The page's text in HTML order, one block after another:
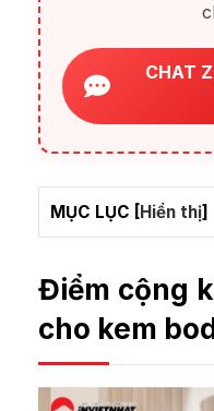
CHAT
MỤC LỤC [Hiển thị]
Điểm cộng
cho kem